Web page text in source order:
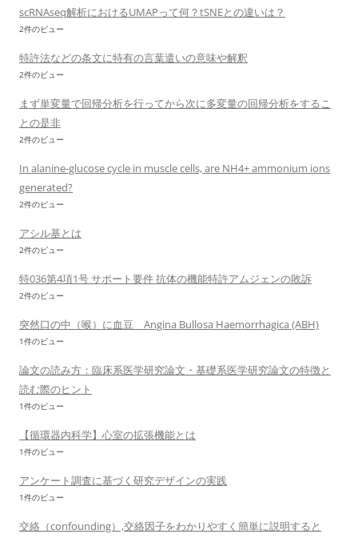
scRNAseq解析におけるUMAPって何？tSNEとの違いは？
2件のビュー
特許法などの条文に特有の言葉遣いの意味や解釈
2件のビュー
まず単変量で回帰分析を行ってから次に多変量の回帰分析をするこ
との是非
2件のビュー
In alanine-glucose cycle in muscle cells, are NH4+ ammonium ions
generated?
2件のビュー
アシル基とは
2件のビュー
特036第4項1号 サポート要件 抗体の機能特許アムジェンの敗訴
2件のビュー
突然口の中（喉）に血豆 Angina Bullosa Haemorrhagica (ABH)
1件のビュー
論文の読み方：臨床系医学研究論文・基礎系医学研究論文の特徴と
読む際のヒント
1件のビュー
【循環器内科学】心室の拡張機能とは
1件のビュー
アンケート調査に基づく研究デザインの実践
1件のビュー
交絡（confounding）,交絡因子をわかりやすく簡単に説明すると